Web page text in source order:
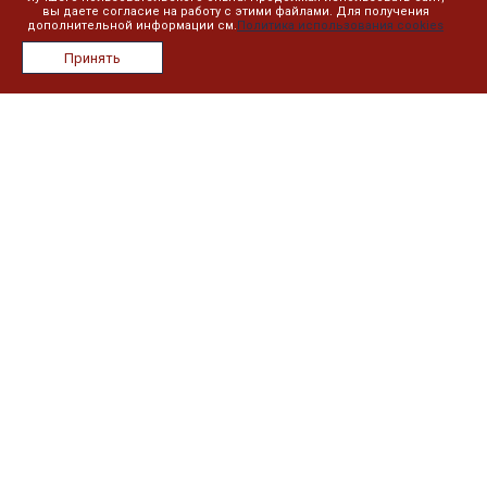
вы даете согласие на работу с этими файлами. Для получения
дополнительной информации см.Политика использования cookies
Принять
О компании
Сотрудники